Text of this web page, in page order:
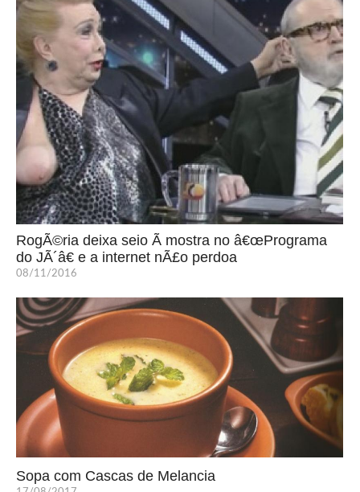
RogÃ©ria deixa seio Ã mostra no â€œPrograma
do JÃ´â€ e a internet nÃ£o perdoa
08/11/2016
Sopa com Cascas de Melancia